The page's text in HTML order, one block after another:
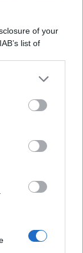
of your
list of
to third parties
more Google
including but
may click to
party tags to